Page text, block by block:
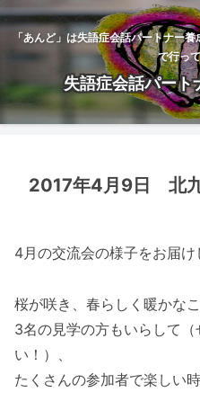
「あんど」は失語症会話パートナー
で行っ
失語症会話パート
2017年4月9日 北
4月の交流会の様子をお届け
桜が咲き、春らしく暖かなこ
3名の見学の方もいらして
い！）、
たくさんの参加者で楽しい